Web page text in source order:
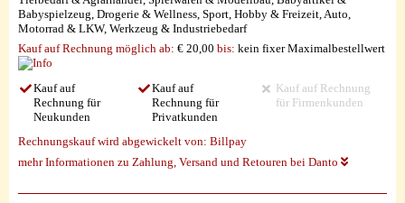
Babyspielzeug, Drogerie & Wellness, Sport, Hobby & Freizeit, Auto,
Motorrad & LKW, Werkzeug & Industriebedarf
Kauf auf Rechnung möglich ab: € 20,00 bis: kein fixer Maximalbestellwert
Kauf auf
Rechnung für
Neukunden
Kauf auf
Rechnung für
Privatkunden
Kauf auf Rechnung
für Firmenkunden
Rechnungskauf wird abgewickelt von: Billpay
mehr Informationen zu Zahlung, Versand und Retouren bei Danto